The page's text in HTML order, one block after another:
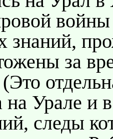
войны
знаний,
за
на Урале и
следы